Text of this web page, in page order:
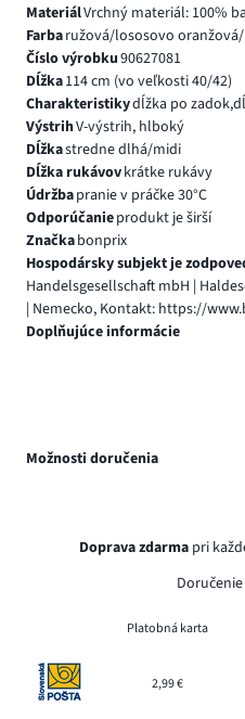
MateriálVrchný materiál: 100%
Farbaružová/lososovo
Číslo výrobku90627081
Dĺžka114 cm (vo veľkosti 40/42)
Charakteristikydĺžka po
VýstrihV-výstrih, hlboký
Dĺžkastredne dlhá/midi
Dĺžka rukávovkrátke rukávy
Údržbapranie v práčke 30°C
Odporúčanieprodukt je širší
Značkabonprix
Hospodársky subjekt je
Handelsgesellschaft mbH |
| Nemecko, Kontakt: https://
Doplňujúce informácie
Možnosti doručenia
Doprava zdarma pri
Platobná karta
2,99 €